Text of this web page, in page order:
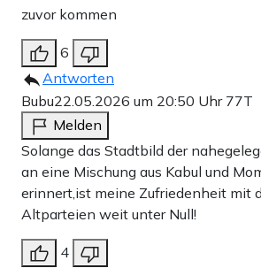
zuvor kommen
6
Antworten
Bubu22.05.2026 um 20:50 Uhr 77T
Melden
Solange das Stadtbild der
an eine Mischung aus Kabul und
erinnert,ist meine Zufriedenheit mit
Altparteien weit unter Null!
4